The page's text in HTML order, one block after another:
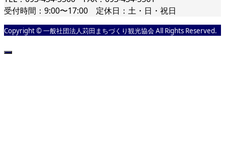
受付時間：9:00〜17:00 定休日：土・日・祝日
Copyright © 一般社団法人苅田まちづくり観光協会 All Rights Reserved.